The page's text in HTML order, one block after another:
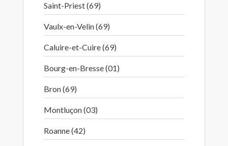
Saint-Priest (69)
Vaulx-en-Velin (69)
Caluire-et-Cuire (69)
Bourg-en-Bresse (01)
Bron (69)
Montluçon (03)
Roanne (42)